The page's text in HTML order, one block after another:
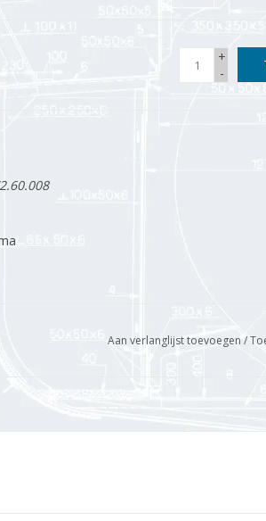
+
-
Aan verlanglijst toevoegen /